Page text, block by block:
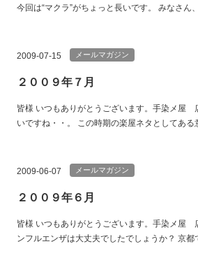
今回は“マクラ”がちょっと長いです。 みなさん
2009-07-15 メールマガジン
２００９年７月
皆様 いつもありがとうございます。手染メ屋
いですね・・。 この時期の楽屋ネタとしてある
2009-06-07 メールマガジン
２００９年６月
皆様 いつもありがとうございます。手染メ屋
ンフルエンザは大丈夫でしたでしょうか？ 京都